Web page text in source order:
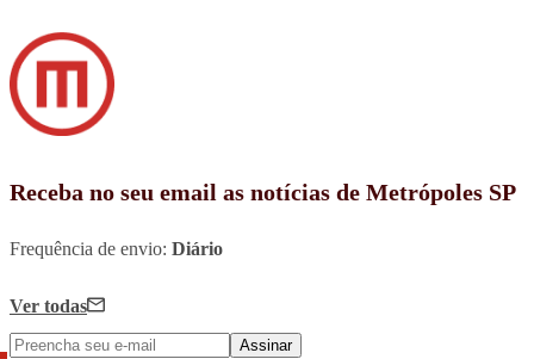
Receba no seu email as notícias de Metrópoles SP
Frequência de envio: Diário
Ver todas
Assinar